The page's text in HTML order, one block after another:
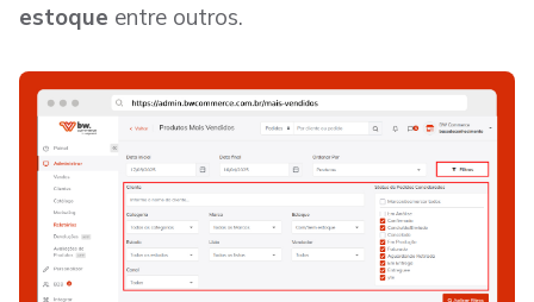
estoque entre outros.